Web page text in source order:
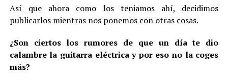
Así que ahora como los teniamos ahí, decidimos
publicarlos mientras nos ponemos con otras cosas.
¿Son ciertos los rumores de que un día te dio
calambre la guitarra eléctrica y por eso no la coges
más?